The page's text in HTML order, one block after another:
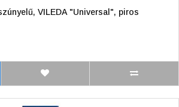
VILEDA "Universal", piros